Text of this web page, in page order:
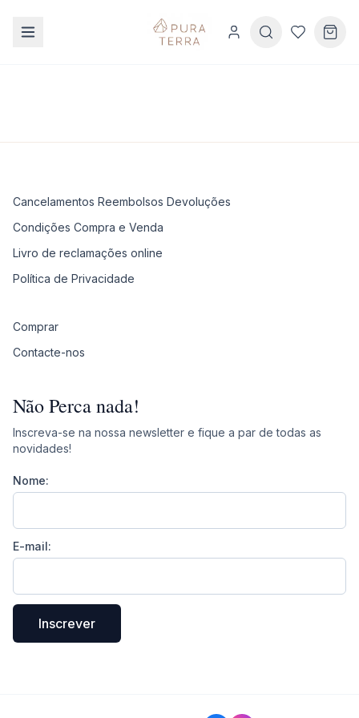
Cancelamentos Reembolsos Devoluções
Condições Compra e Venda
Livro de reclamações online
Política de Privacidade
Comprar
Contacte-nos
Não Perca nada!
Inscreva-se na nossa newsletter e fique a par de todas as
novidades!
Nome:
E-mail:
Inscrever